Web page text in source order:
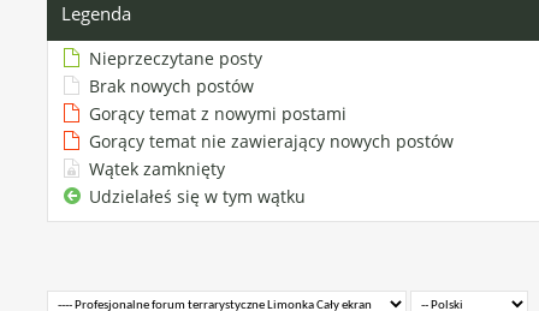
Legenda
Nieprzeczytane posty
Brak nowych postów
Gorący temat z nowymi postami
Gorący temat nie zawierający nowych postów
Wątek zamknięty
Udzielałeś się w tym wątku